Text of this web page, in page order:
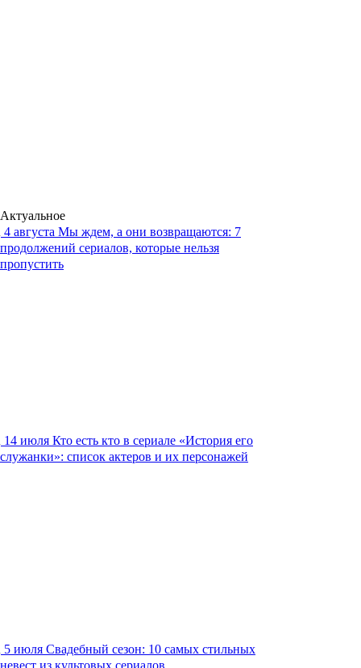
Актуальное
4 августа Мы ждем, а они возвращаются: 7
продолжений сериалов, которые нельзя
пропустить
14 июля Кто есть кто в сериале «История его
служанки»: список актеров и их персонажей
5 июля Свадебный сезон: 10 самых стильных